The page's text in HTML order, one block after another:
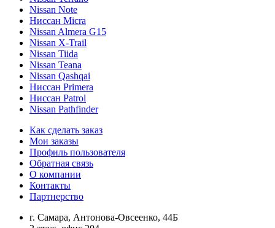
Nissan Note
Ниссан Micra
Nissan Almera G15
Nissan X-Trail
Nissan Tiida
Nissan Teana
Nissan Qashqai
Ниссан Primera
Ниссан Patrol
Nissan Pathfinder
Как сделать заказ
Мои заказы
Профиль пользователя
Обратная связь
О компании
Контакты
Партнерство
г. Самара, Антонова-Овсеенко, 44Б